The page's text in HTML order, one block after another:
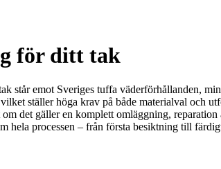
för ditt tak
står emot Sveriges tuffa väderförhållanden,
ställer höga krav på både materialval och
det gäller en komplett omläggning,
processen – från första besiktning till